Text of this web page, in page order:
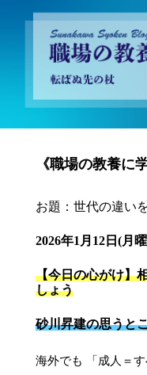
砂川昇建会長ブログ 職場
《職場の教養に
お題：世代の違い
2026年1月12日(月
【今日の心がけ】
しょう
砂川昇建の思うと
海外でも 「成人＝